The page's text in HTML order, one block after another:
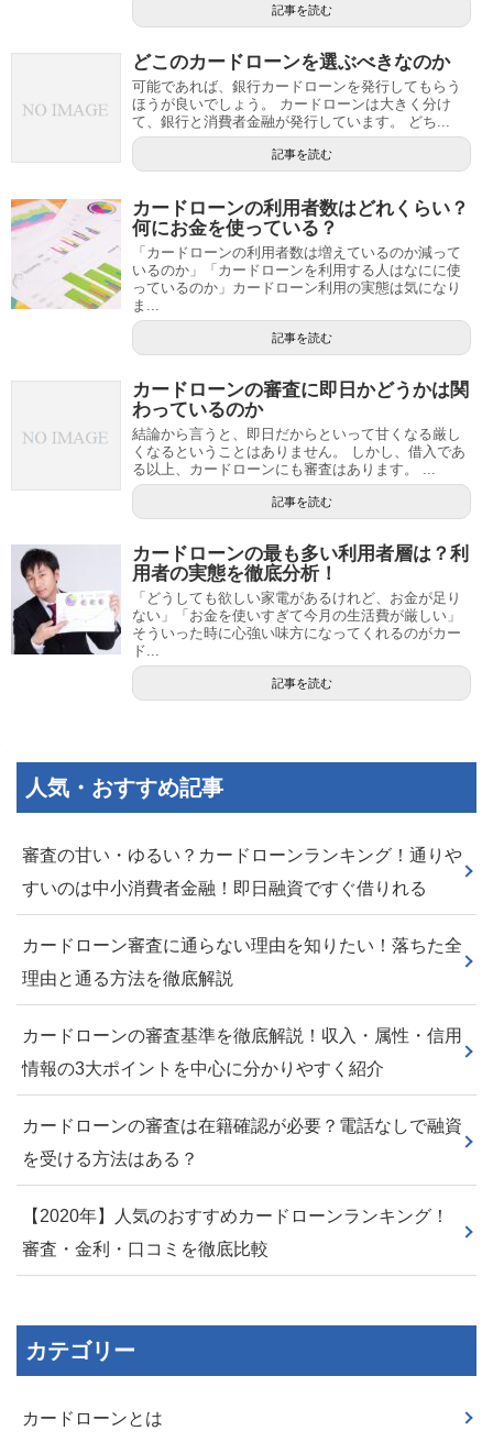
記事を読む
どこのカードローンを選ぶべきなのか
可能であれば、銀行カードローンを発行してもらう
ほうが良いでしょう。 カードローンは大きく分け
て、銀行と消費者金融が発行しています。 どち...
記事を読む
カードローンの利用者数はどれくらい？
何にお金を使っている？
「カードローンの利用者数は増えているのか減って
いるのか」「カードローンを利用する人はなにに使
っているのか」カードローン利用の実態は気になり
ま...
記事を読む
カードローンの審査に即日かどうかは関
わっているのか
結論から言うと、即日だからといって甘くなる厳し
くなるということはありません。 しかし、借入であ
る以上、カードローンにも審査はあります。 ...
記事を読む
カードローンの最も多い利用者層は？利
用者の実態を徹底分析！
「どうしても欲しい家電があるけれど、お金が足り
ない」「お金を使いすぎて今月の生活費が厳しい」
そういった時に心強い味方になってくれるのがカー
ド...
記事を読む
人気・おすすめ記事
審査の甘い・ゆるい？カードローンランキング！通りや
すいのは中小消費者金融！即日融資ですぐ借りれる
カードローン審査に通らない理由を知りたい！落ちた全
理由と通る方法を徹底解説
カードローンの審査基準を徹底解説！収入・属性・信用
情報の3大ポイントを中心に分かりやすく紹介
カードローンの審査は在籍確認が必要？電話なしで融資
を受ける方法はある？
【2020年】人気のおすすめカードローンランキング！
審査・金利・口コミを徹底比較
カテゴリー
カードローンとは